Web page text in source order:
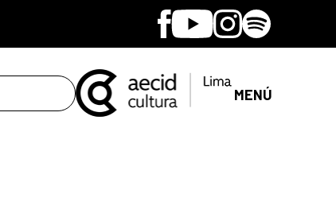
Facebook
YoutubeInstagram
Spotify
MENÚ